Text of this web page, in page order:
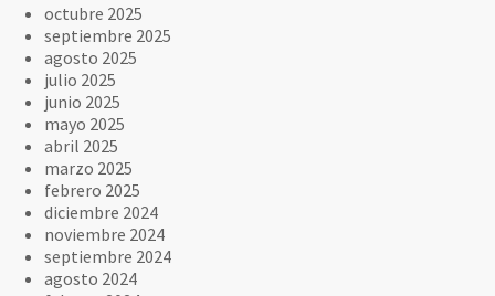
octubre 2025
septiembre 2025
agosto 2025
julio 2025
junio 2025
mayo 2025
abril 2025
marzo 2025
febrero 2025
diciembre 2024
noviembre 2024
septiembre 2024
agosto 2024